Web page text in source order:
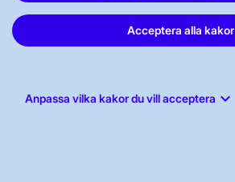
Acceptera alla kakor
Anpassa vilka kakor du vill acceptera keyboard_arrow_down
Tel: 010-475 80 00